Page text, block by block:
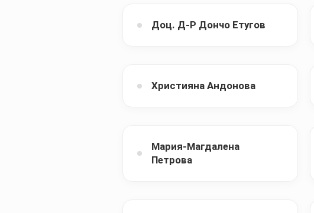
Доц. Д-Р Дончо Етугов
Християна Андонова
Мария-Магдалена
Петрова